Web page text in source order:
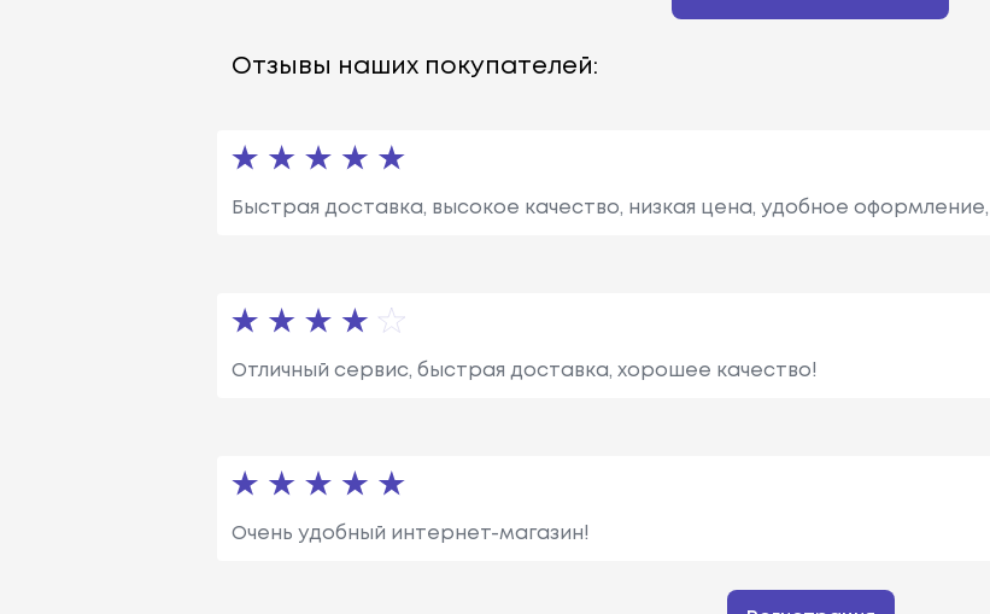
Отзывы наших покупателей:
Быстрая доставка, высокое качество, низкая цена, удобное
Отличный сервис, быстрая доставка, хорошее качество!
Очень удобный интернет-магазин!